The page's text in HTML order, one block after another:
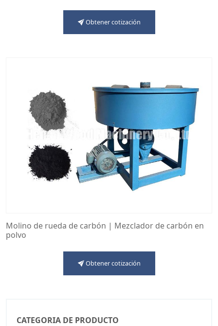
CATEGORIA DE PRODUCTO
Obtener cotización
Molino de rueda de carbón | Mezclador de carbón en
polvo
Obtener cotización